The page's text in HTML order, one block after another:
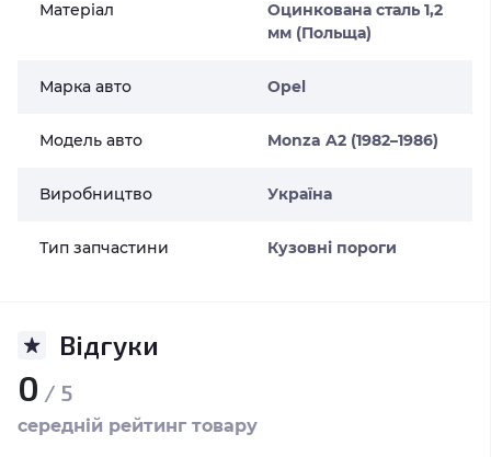
Матеріал
Оцинкована сталь 1,2
мм (Польща)
Марка авто Opel
Модель авто Monza A2 (1982–1986)
Виробництво Україна
Тип запчастини Кузовні пороги
Відгуки
0 / 5
середній рейтинг товару